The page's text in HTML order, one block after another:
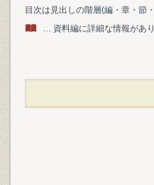
目次は見出しの階層(編・章・節
… 資料編に詳細な情報があり